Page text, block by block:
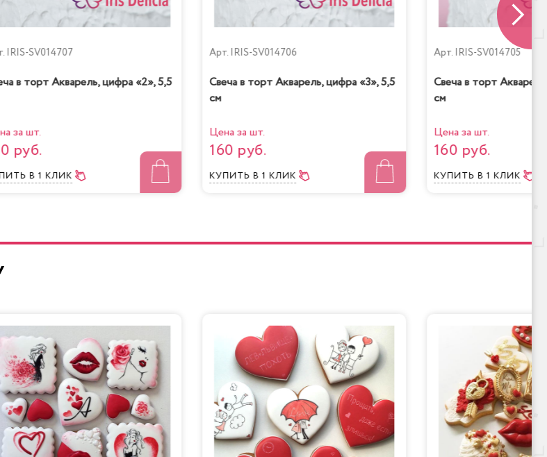
низкокалорийный
Бабл Гам
IRIS-SV014707
в торт Акварель, цифра «2», 5,5
за шт.
руб.
В 1 КЛИК
Арт. IRIS-SV014706
Свеча в торт Акварель, цифра «3», 5,5
см
Цена за шт.
160 руб.
КУПИТЬВ 1 КЛИК
Арт. IRIS-SV014705
Свеча в торт
см
Цена за шт.
160 руб.
КУПИТЬ В 1 КЛИК